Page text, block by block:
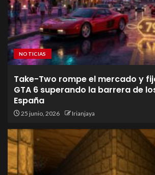
NOTICIAS
Take-Two rompe el mercado y
GTA 6 superando la barrera de
España
25 junio, 2026 Irianjaya